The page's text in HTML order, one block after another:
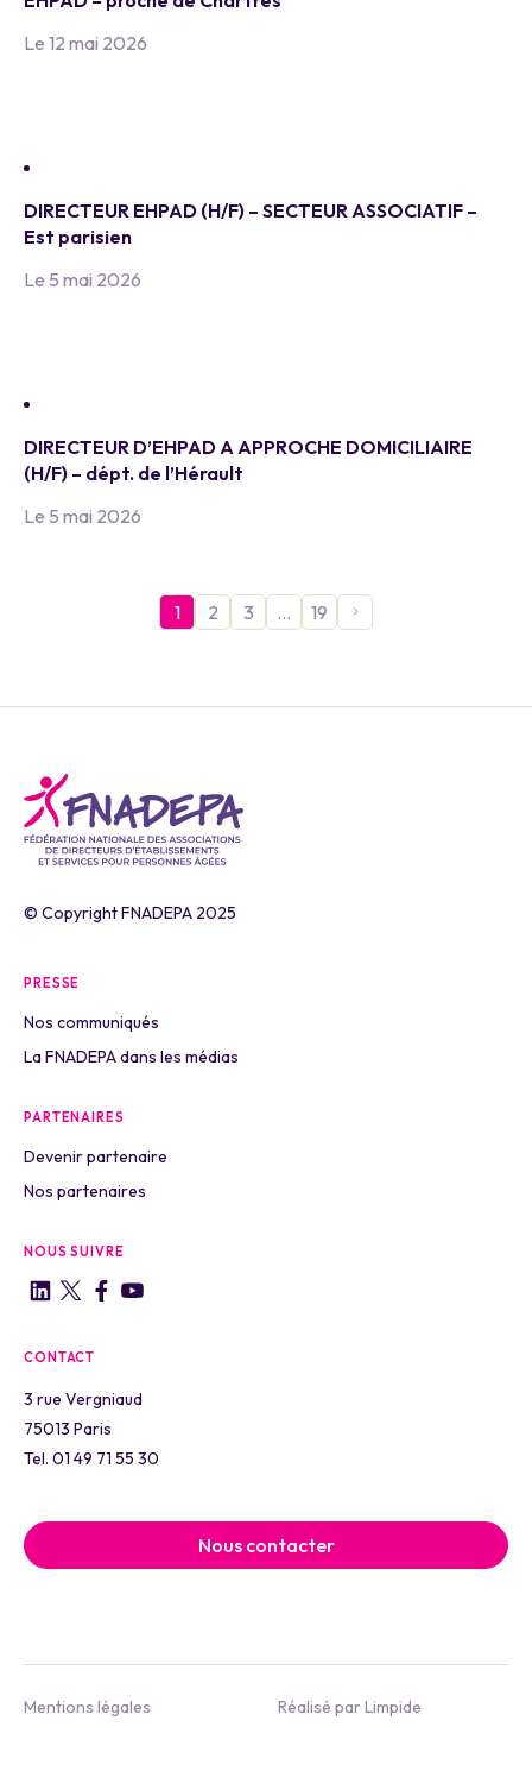
Le 12 mai 2026
DIRECTEUR EHPAD (H/F) – SECTEUR ASSOCIATIF –
Est parisien
Le 5 mai 2026
DIRECTEUR D’EHPAD A APPROCHE DOMICILIAIRE
(H/F) – dépt. de l’Hérault
Le 5 mai 2026
1 2 3 … 19
© Copyright FNADEPA 2025
PRESSE
Nos communiqués
La FNADEPA dans les médias
PARTENAIRES
Devenir partenaire
Nos partenaires
NOUS SUIVRE
CONTACT
3 rue Vergniaud
75013 Paris
Tel. 01 49 71 55 30
Nous contacter
Mentions légales Réalisé par Limpide